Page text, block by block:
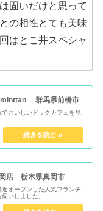
固いだけと思って
の相性とても美味
はとこ井スペシャ
群馬県前橋市
おいしいドックカフェを見
店 栃木県真岡市
オープンした人気フランチ
いしました。